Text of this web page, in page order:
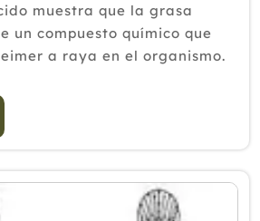
muestra que la grasa
un compuesto químico que
a raya en el organismo.
un compuesto ...